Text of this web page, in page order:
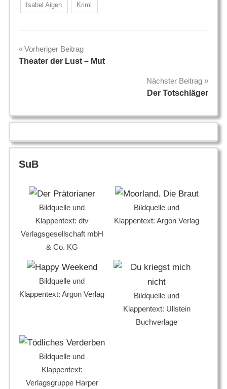
Isabel Aigen Krimi
Beitragsnavigation
Vorheriger Beitrag
Theater der Lust – Mut
Nächster Beitrag
Der Totschläger
SuB
Bildquelle und
Klappentext: dtv
Verlagsgesellschaft mbH
& Co. KG
Bildquelle und
Klappentext: Argon Verlag
Bildquelle und
Klappentext: Argon Verlag
Bildquelle und
Klappentext: Ullstein
Buchverlage
Bildquelle und
Klappentext:
Verlagsgruppe Harper